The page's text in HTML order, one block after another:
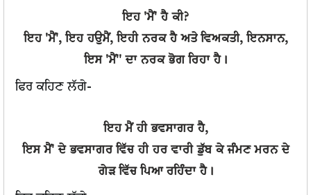
ਇਹ 'ਮੈਂ' ਹੈ ਕੀ?
ਇਹ 'ਮੈਂ', ਇਹ ਹਉਮੈਂ, ਇਹੀ ਨਰਕ ਹੈ ਅਤੇ ਵਿਅਕਤੀ, ਇਨਸਾਨ,
ਇਸ 'ਮੈਂ'' ਦਾ ਨਰਕ ਭੋਗ ਰਿਹਾ ਹੈ।
ਫਿਰ ਕਹਿਣ ਲੱਗੇ-
ਇਹ ਮੈਂ ਹੀ ਭਵਸਾਗਰ ਹੈ,
ਇਸ ਮੈਂ' ਦੇ ਭਵਸਾਗਰ ਵਿੱਚ ਹੀ ਹਰ ਵਾਰੀ ਡੁੱਬ ਕੇ ਜੰਮਣ ਮਰਨ ਦੇ
ਗੇੜ ਵਿੱਚ ਪਿਆ ਰਹਿੰਦਾ ਹੈ।